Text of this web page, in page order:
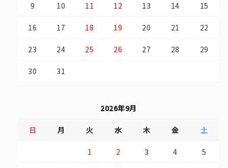
9 10 11 12 13 14 15
16 17 18 19 20 21 22
23 24 25 26 27 28 29
30 31
2026年9月
日 月 火 水 木 金 土
1 2 3 4 5